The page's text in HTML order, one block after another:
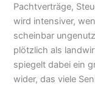
Pachtverträge,
wird intensiver,
scheinbar
plötzlich als
spiegelt dabei ein
wider, das viele